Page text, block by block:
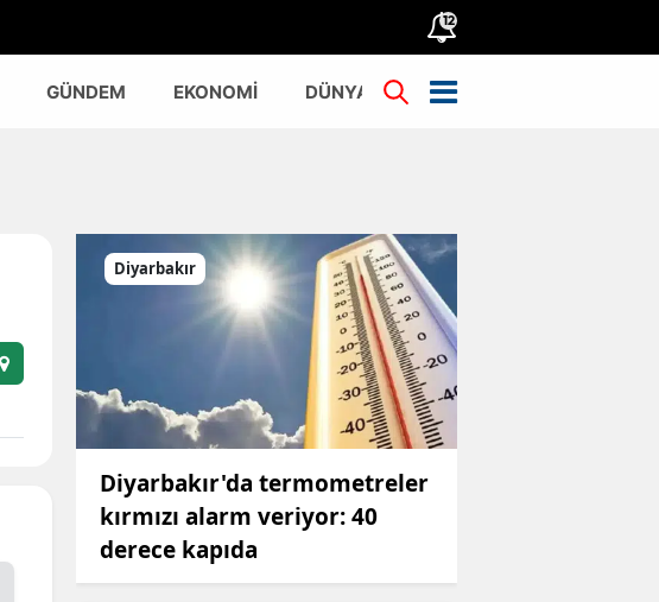
12
GÜNDEM EKONOMİ DÜNYA TÜRKİYE
Diyarbakır
Diyarbakır'da termometreler
kırmızı alarm veriyor: 40
derece kapıda